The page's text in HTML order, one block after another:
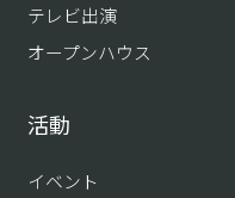
テレビ出演
オープンハウス
活動
イベント